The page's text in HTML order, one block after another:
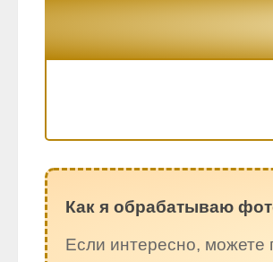
Как я обрабатываю
Если интересно, можете